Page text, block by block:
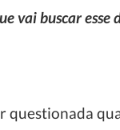
vai buscar
questionada